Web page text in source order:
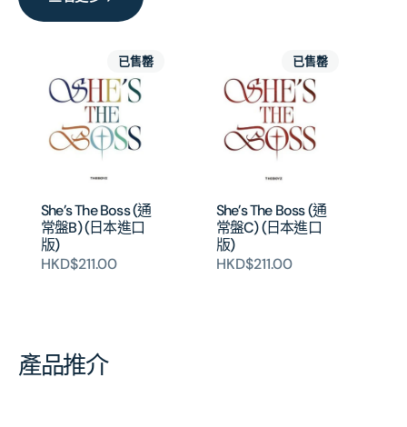
She’s The Boss (通
常盤B) (日本進口
版)
HKD$211.00
已售罄
She’s The Boss (通
常盤C) (日本進口
版)
HKD$211.00
已售罄
產品推介